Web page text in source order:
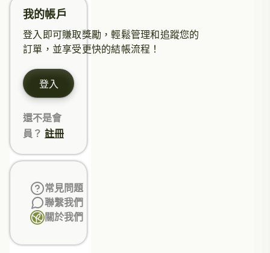
我的帳戶
登入即可賺取獎勵，輕鬆管理和追蹤您的
訂單，並享受更快的結帳流程！
登入
還不是會
員？ 註冊
常見問題
聯繫我們
關於我們